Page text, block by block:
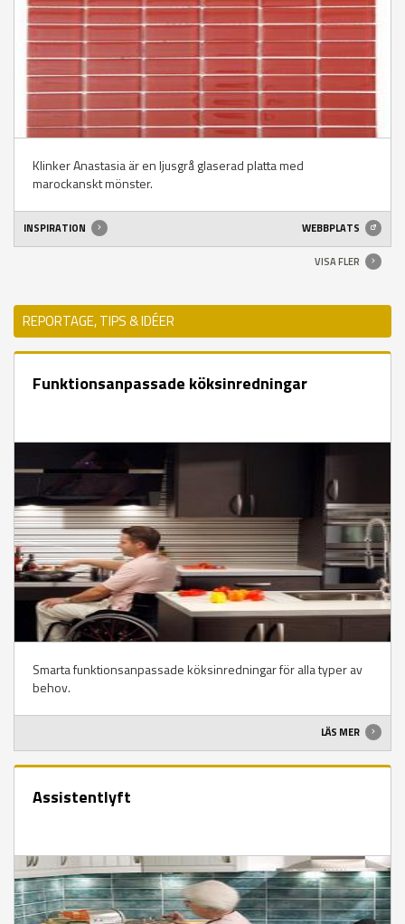
Klinker Anastasia är en ljusgrå glaserad platta med
marockanskt mönster.
INSPIRATION WEBBPLATS
VISA FLER
REPORTAGE, TIPS & IDÉER
Funktionsanpassade köksinredningar
Smarta funktionsanpassade köksinredningar för alla typer av
behov.
LÄS MER
Assistentlyft